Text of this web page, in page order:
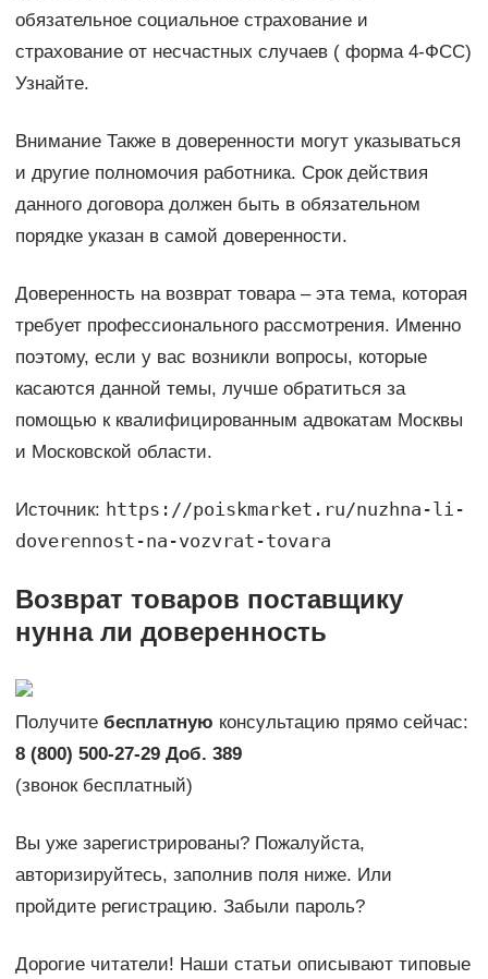
обязательное социальное страхование и
страхование от несчастных случаев ( форма 4-ФСС)
Узнайте.
Внимание Также в доверенности могут указываться
и другие полномочия работника. Срок действия
данного договора должен быть в обязательном
порядке указан в самой доверенности.
Доверенность на возврат товара – эта тема, которая
требует профессионального рассмотрения. Именно
поэтому, если у вас возникли вопросы, которые
касаются данной темы, лучше обратиться за
помощью к квалифицированным адвокатам Москвы
и Московской области.
Источник: https://poiskmarket.ru/nuzhna-li-
doverennost-na-vozvrat-tovara
Возврат товаров поставщику
нунна ли доверенность
Получите бесплатную консультацию прямо сейчас:
8 (800) 500-27-29 Доб. 389
(звонок бесплатный)
Вы уже зарегистрированы? Пожалуйста,
авторизируйтесь, заполнив поля ниже. Или
пройдите регистрацию. Забыли пароль?
Дорогие читатели! Наши статьи описывают типовые